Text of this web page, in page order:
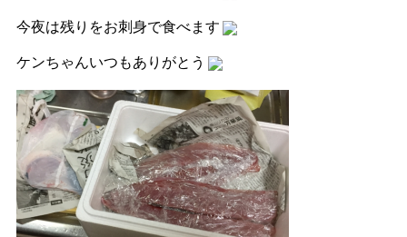
今夜は残りをお刺身で食べます
ケンちゃんいつもありがとう